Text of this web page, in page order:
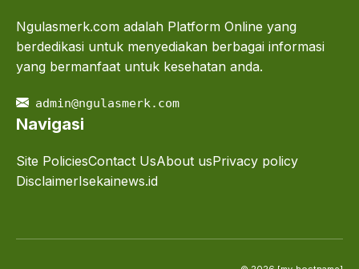
Ngulasmerk.com adalah Platform Online yang
berdedikasi untuk menyediakan berbagai informasi
yang bermanfaat untuk kesehatan anda.
admin@ngulasmerk.com
Navigasi
Site PoliciesContact UsAbout usPrivacy policy
DisclaimerIsekainews.id